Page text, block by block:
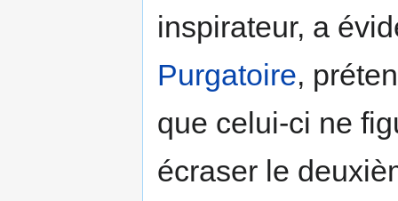
inspirateur, a
Purgatoire,
que celui-ci ne
écraser le